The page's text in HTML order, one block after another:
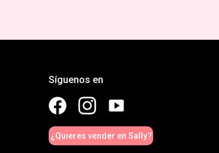
Síguenos en
¿Quieres vender en Sally?